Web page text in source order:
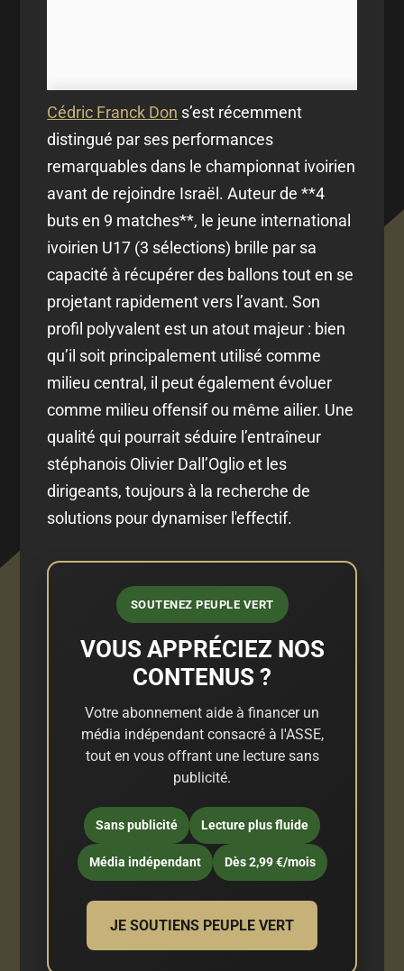
Cédric Franck Don s’est récemment
distingué par ses performances
remarquables dans le championnat ivoirien
avant de rejoindre Israël. Auteur de **4
buts en 9 matches**, le jeune international
ivoirien U17 (3 sélections) brille par sa
capacité à récupérer des ballons tout en se
projetant rapidement vers l’avant. Son
profil polyvalent est un atout majeur : bien
qu’il soit principalement utilisé comme
milieu central, il peut également évoluer
comme milieu offensif ou même ailier. Une
qualité qui pourrait séduire l’entraîneur
stéphanois Olivier Dall’Oglio et les
dirigeants, toujours à la recherche de
solutions pour dynamiser l'effectif.
SOUTENEZ PEUPLE VERT
VOUS APPRÉCIEZ NOS
CONTENUS ?
Votre abonnement aide à financer un
média indépendant consacré à l'ASSE,
tout en vous offrant une lecture sans
publicité.
Sans publicité Lecture plus fluide
Média indépendant Dès 2,99 €/mois
JE SOUTIENS PEUPLE VERT